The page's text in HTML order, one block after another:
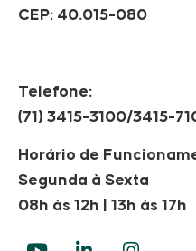
CEP: 40.015-080
Telefone:
(71) 3415-3100/3415-
Horário de
Segunda à Sexta
08h às 12h | 13h às 17h